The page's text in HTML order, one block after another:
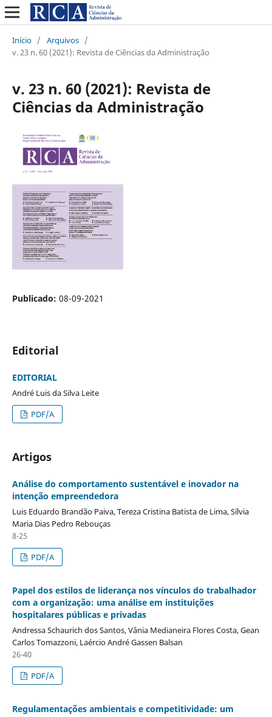
Início / Arquivos /
v. 23 n. 60 (2021): Revista de Ciências da Administração
v. 23 n. 60 (2021): Revista de
Ciências da Administração
Publicado: 08-09-2021
Editorial
EDITORIAL
André Luis da Silva Leite
PDF/A
Artigos
Análise do comportamento sustentável e inovador na
intenção empreendedora
Luis Eduardo Brandão Paiva, Tereza Cristina Batista de Lima, Sílvia
Maria Dias Pedro Rebouças
8-25
PDF/A
Papel dos estilos de liderança nos vínculos do trabalhador
com a organização: uma análise em instituições
hospitalares públicas e privadas
Andressa Schaurich dos Santos, Vânia Medianeira Flores Costa, Gean
Carlos Tomazzoni, Laércio André Gassen Balsan
26-40
PDF/A
Regulamentações ambientais e competitividade: um